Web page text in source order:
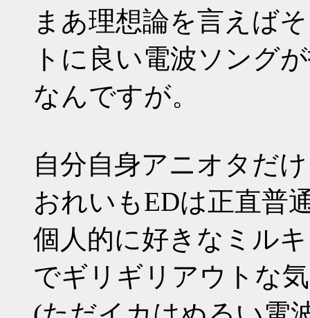
まあ理想論を言えば
トに良い電波ソング
なんですが。
自分自身アニオタだ
おれいもEDは正直普
個人的に好きなミル
でギリギリアウトな